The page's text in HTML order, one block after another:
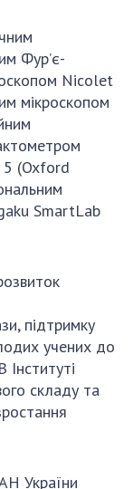
Фур’є-
Nicolet
мікроскопом
5 (Oxford
SmartLab
підтримку
учених до
складу та
України